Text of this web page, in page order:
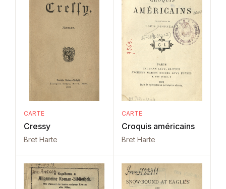
CARTE
Cressy
Bret Harte
CARTE
Croquis américains
Bret Harte